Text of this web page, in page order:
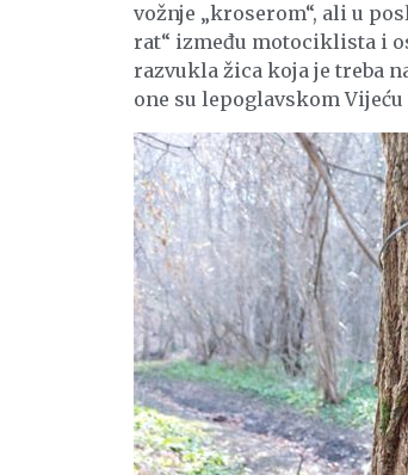
vožnje „kroserom“, ali u
rat“ između motociklista i
razvukla žica koja je treba
one su lepoglavskom